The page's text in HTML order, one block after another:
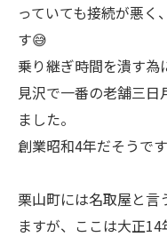
っていても接続が悪く
す😅
乗り継ぎ時間を潰す為
見沢で一番の老舗三
ました。
創業昭和4年だそうで
栗山町には名取屋と言
ますが、ここは大正